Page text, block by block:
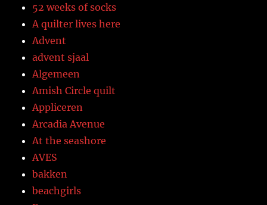
52 weeks of socks
A quilter lives here
Advent
advent sjaal
Algemeen
Amish Circle quilt
Appliceren
Arcadia Avenue
At the seashore
AVES
bakken
beachgirls